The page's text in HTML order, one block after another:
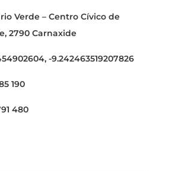
Verde – Centro Cívico de
2790 Carnaxide
-9.242463519207826
190
480